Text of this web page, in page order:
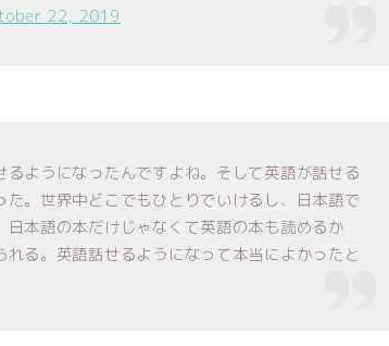
22, 2019
ようになったんですよね。そして英語が話せる
。世界中どこでもひとりでいけるし、日本語で
本語の本だけじゃなくて英語の本も読めるか
る。英語話せるようになって本当によかったと